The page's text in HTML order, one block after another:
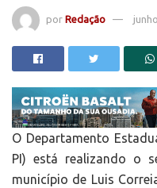
por Redação
O Departamento
PI) está realizando o
município de Luis